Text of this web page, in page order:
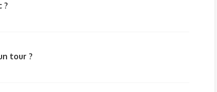
?
tour ?